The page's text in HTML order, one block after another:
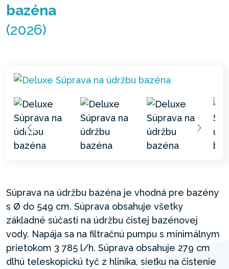
bazéna
(2026)
Súprava na údržbu bazéna je vhodná pre bazény
s Ø do 549 cm. Súprava obsahuje všetky
základné súčasti na údržbu čistej bazénovej
vody. Napája sa na filtračnú pumpu s minimálnym
prietokom 3 785 l/h. Súprava obsahuje 279 cm
dlhú teleskopickú tyč z hliníka, sieťku na čistenie